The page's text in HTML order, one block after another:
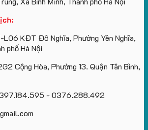
Gấu
L06 KĐT Đô Nghĩa, Phường Yên Nghĩa,
phố Hà Nội
Cộng Hòa, Phường 13. Quận Tân Bình,
- 0376.288.492